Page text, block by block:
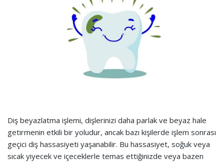
Diş beyazlatma işlemi, dişlerinizi daha parlak ve beyaz hale
getirmenin etkili bir yoludur, ancak bazı kişilerde işlem sonrası
geçici diş hassasiyeti yaşanabilir. Bu hassasiyet, soğuk veya
sıcak yiyecek ve içeceklerle temas ettiğinizde veya bazen